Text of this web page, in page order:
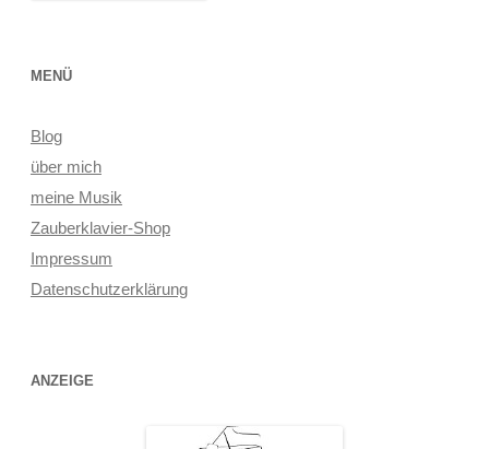
MENÜ
Blog
über mich
meine Musik
Zauberklavier-Shop
Impressum
Datenschutzerklärung
ANZEIGE